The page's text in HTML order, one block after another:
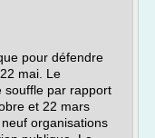
pour défendre
mai. Le
souffle par rapport
et 22 mars
organisations